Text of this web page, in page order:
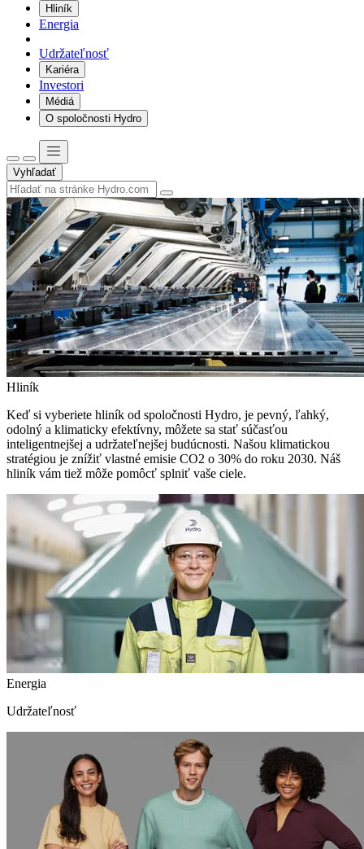
Hliník
Energia
Udržateľnosť
Kariéra
Investori
Médiá
O spoločnosti Hydro
Vyhľadať
Hliník
Keď si vyberiete hliník od spoločnosti Hydro, je pevný, ľahký,
odolný a klimaticky efektívny, môžete sa stať súčasťou
inteligentnejšej a udržateľnejšej budúcnosti. Našou klimatickou
stratégiou je znížiť vlastné emisie CO2 o 30% do roku 2030. Náš
hliník vám tiež môže pomôcť splniť vaše ciele.
Energia
Udržateľnosť